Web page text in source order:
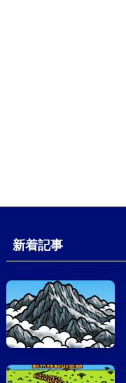
新着記事